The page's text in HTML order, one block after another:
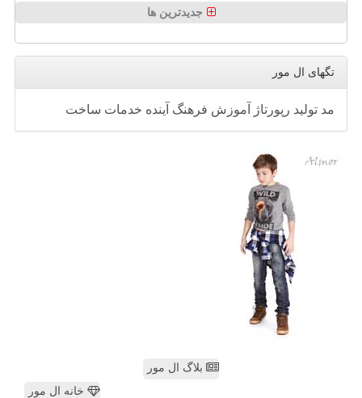
جدیدترین ها
تگهای ال مور
مد تولید رپورتاژ آموزش فرهنگ آینده خدمات ساخت
بلاگ ال مور
خانه ال مور